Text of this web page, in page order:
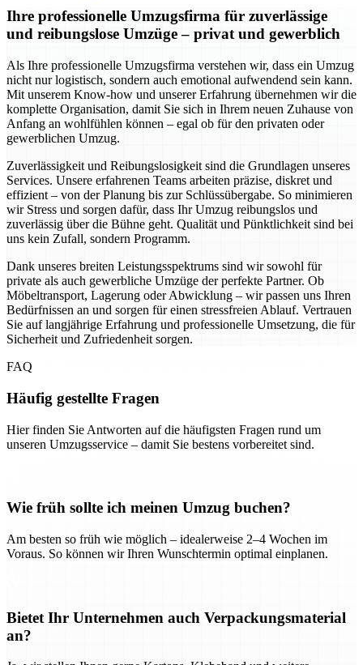
Ihre professionelle Umzugsfirma für zuverlässige
und reibungslose Umzüge – privat und gewerblich
Als Ihre professionelle Umzugsfirma verstehen wir, dass ein Umzug
nicht nur logistisch, sondern auch emotional aufwendend sein kann.
Mit unserem Know-how und unserer Erfahrung übernehmen wir die
komplette Organisation, damit Sie sich in Ihrem neuen Zuhause von
Anfang an wohlfühlen können – egal ob für den privaten oder
gewerblichen Umzug.
Zuverlässigkeit und Reibungslosigkeit sind die Grundlagen unseres
Services. Unsere erfahrenen Teams arbeiten präzise, diskret und
effizient – von der Planung bis zur Schlüssübergabe. So minimieren
wir Stress und sorgen dafür, dass Ihr Umzug reibungslos und
zuverlässig über die Bühne geht. Qualität und Pünktlichkeit sind bei
uns kein Zufall, sondern Programm.
Dank unseres breiten Leistungsspektrums sind wir sowohl für
private als auch gewerbliche Umzüge der perfekte Partner. Ob
Möbeltransport, Lagerung oder Abwicklung – wir passen uns Ihren
Bedürfnissen an und sorgen für einen stressfreien Ablauf. Vertrauen
Sie auf langjährige Erfahrung und professionelle Umsetzung, die für
Sicherheit und Zufriedenheit sorgen.
FAQ
Häufig gestellte Fragen
Hier finden Sie Antworten auf die häufigsten Fragen rund um
unseren Umzugsservice – damit Sie bestens vorbereitet sind.
Wie früh sollte ich meinen Umzug buchen?
Am besten so früh wie möglich – idealerweise 2–4 Wochen im
Voraus. So können wir Ihren Wunschtermin optimal einplanen.
Bietet Ihr Unternehmen auch Verpackungsmaterial
an?